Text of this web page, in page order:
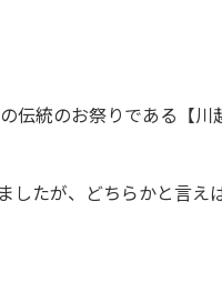
伝統のお祭りである【川
したが、どちらかと言